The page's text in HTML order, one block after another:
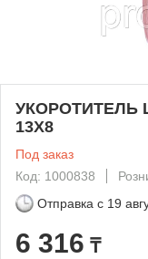
УКОРОТИТЕЛЬ
13Х8
Под заказ
Код: 1000838
Отправка с 19
6 316 ₸